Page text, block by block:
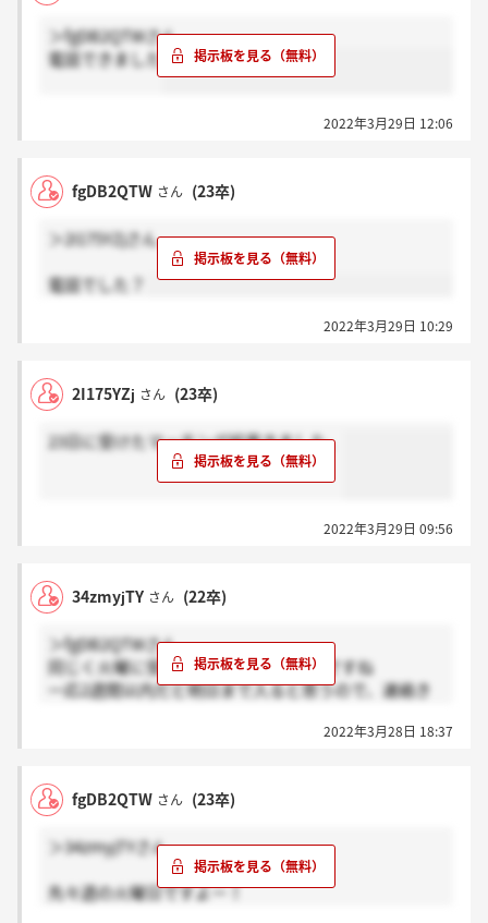
＞fgDB2QTWさん
電話できました
2022年3月29日 12:06
fgDB2QTW さん (23卒)
＞2I175YZjさん
電話でした？
2022年3月29日 10:29
2I175YZj さん (23卒)
23日に受けたマッチング結果きました。
2022年3月29日 09:56
34zmyjTY さん (22卒)
＞fgDB2QTWさん
同じく火曜に受けてまだ連絡きてないですね
一応2週間以内だと明日まで入ると思うので、連絡き
2022年3月28日 18:37
fgDB2QTW さん (23卒)
＞34zmyjTYさん
先々週の火曜日ですよー！